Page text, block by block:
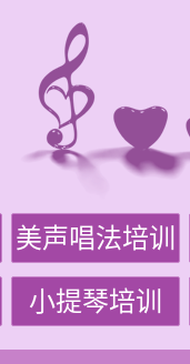
美声唱法培训
小提琴培训